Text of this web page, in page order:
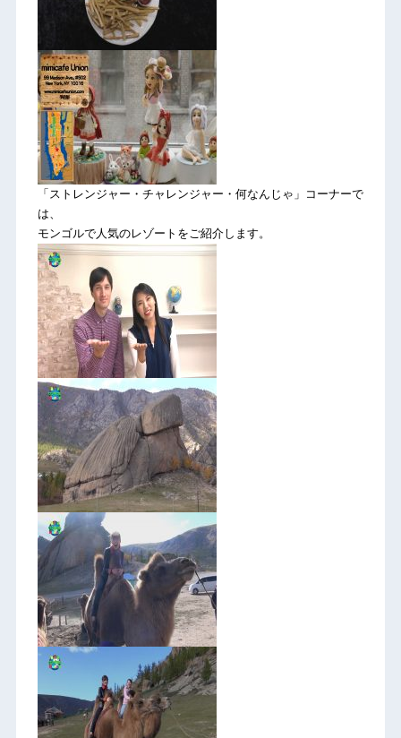
「ストレンジャー・チャレンジャー・何なんじゃ」コーナーで
は、
モンゴルで人気のレゾートをご紹介します。